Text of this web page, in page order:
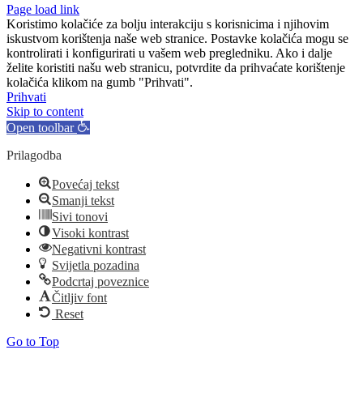
Page load link
Koristimo kolačiće za bolju interakciju s korisnicima i njihovim
iskustvom korištenja naše web stranice. Postavke kolačića mogu se
kontrolirati i konfigurirati u vašem web pregledniku. Ako i dalje
želite koristiti našu web stranicu, potvrdite da prihvaćate korištenje
kolačića klikom na gumb "Prihvati".
Prihvati
Skip to content
Open toolbar
Prilagodba
Povećaj tekst
Smanji tekst
Sivi tonovi
Visoki kontrast
Negativni kontrast
Svijetla pozadina
Podcrtaj poveznice
Čitljiv font
Reset
Go to Top